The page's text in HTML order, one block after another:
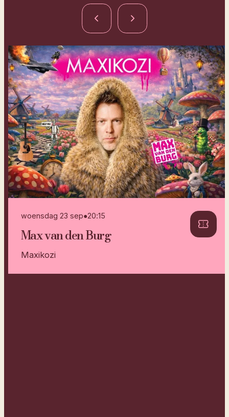
woensdag 23 sep●20:15
Max van den Burg
Maxikozi